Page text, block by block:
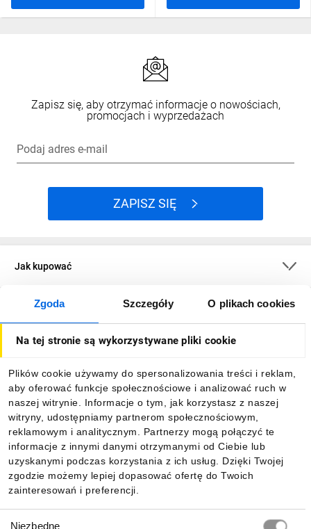
Zgoda Szczegóły O plikach cookies
Na tej stronie są wykorzystywane pliki cookie
Plików cookie używamy do spersonalizowania treści i reklam,
aby oferować funkcje społecznościowe i analizować ruch w
naszej witrynie. Informacje o tym, jak korzystasz z naszej
witryny, udostępniamy partnerom społecznościowym,
reklamowym i analitycznym. Partnerzy mogą połączyć te
informacje z innymi danymi otrzymanymi od Ciebie lub
uzyskanymi podczas korzystania z ich usług. Dzięki Twojej
zgodzie możemy lepiej dopasować ofertę do Twoich
zainteresowań i preferencji.
Niezbędne
Zapisz się, aby otrzymać informacje o nowościach,
promocjach i wyprzedażach
Podaj adres e-mail
ZAPISZ SIĘ
Jak kupować
O firmie
Informacje
Pobierz naszą aplikację mobilną: